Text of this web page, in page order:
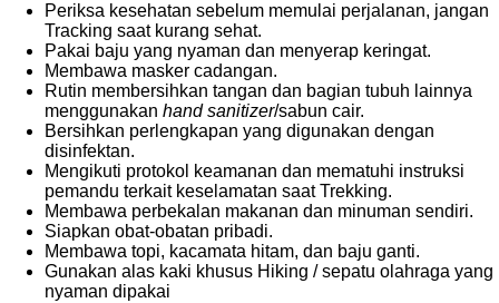
Periksa kesehatan sebelum memulai perjalanan, jangan
Tracking saat kurang sehat.
Pakai baju yang nyaman dan menyerap keringat.
Membawa masker cadangan.
Rutin membersihkan tangan dan bagian tubuh lainnya
menggunakan hand sanitizer/sabun cair.
Bersihkan perlengkapan yang digunakan dengan
disinfektan.
Mengikuti protokol keamanan dan mematuhi instruksi
pemandu terkait keselamatan saat Trekking.
Membawa perbekalan makanan dan minuman sendiri.
Siapkan obat-obatan pribadi.
Membawa topi, kacamata hitam, dan baju ganti.
Gunakan alas kaki khusus Hiking / sepatu olahraga yang
nyaman dipakai